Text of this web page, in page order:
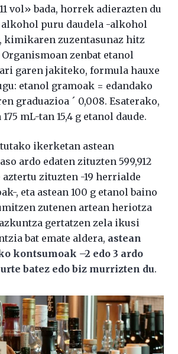
vol» bada, horrek adierazten du
alkohol puru daudela -alkohol
kimikaren zuzentasunaz hitz
zenbat etanol
garen jakiteko, formula hauxe
etanol gramoak = edandako
graduazioa ´ 0,008. Esaterako,
mL-tan 15,4 g etanol daude.
ikerketan astean
ardo edaten zituzten 599,912
zituzten -19 herrialde
, eta astean 100 g etanol baino
zutenen artean heriotza
gertatzen zela ikusi
bat emate aldera, astean
kontsumoak –2 edo 3 ardo
batez edo biz murrizten du.